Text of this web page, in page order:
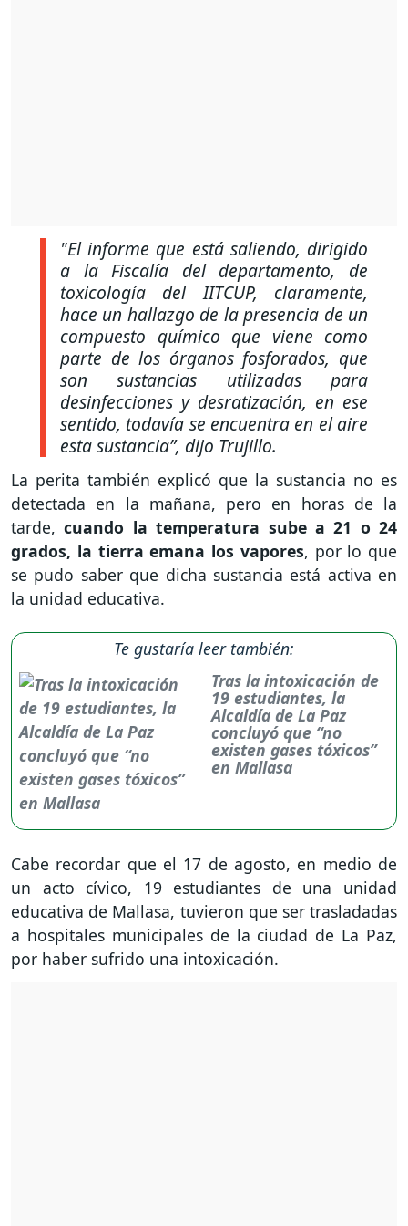
"El informe que está saliendo, dirigido
a la Fiscalía del departamento, de
toxicología del IITCUP, claramente,
hace un hallazgo de la presencia de un
compuesto químico que viene como
parte de los órganos fosforados, que
son sustancias utilizadas para
desinfecciones y desratización, en ese
sentido, todavía se encuentra en el aire
esta sustancia”, dijo Trujillo.
La perita también explicó que la sustancia no es
detectada en la mañana, pero en horas de la
tarde,cuando la temperatura sube a 21 o 24
grados, la tierra emana los vapores, por lo que
se pudo saber que dicha sustancia está activa en
la unidad educativa.
Te gustaría leer también:
Tras la intoxicación de
19 estudiantes, la
Alcaldía de La Paz
concluyó que “no
existen gases tóxicos”
en Mallasa
Cabe recordar que el 17 de agosto, en medio de
un acto cívico, 19 estudiantes de una unidad
educativa de Mallasa, tuvieron que ser trasladadas
a hospitales municipales de la ciudad de La Paz,
por haber sufrido una intoxicación.